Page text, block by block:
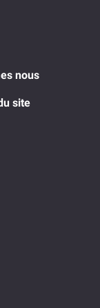
nous
site